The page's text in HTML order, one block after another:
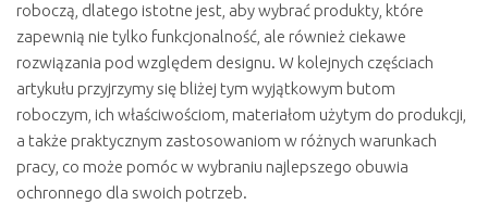
roboczą, dlatego istotne jest, aby wybrać produkty, które
zapewnią nie tylko funkcjonalność, ale również ciekawe
rozwiązania pod względem designu. W kolejnych częściach
artykułu przyjrzymy się bliżej tym wyjątkowym butom
roboczym, ich właściwościom, materiałom użytym do produkcji,
a także praktycznym zastosowaniom w różnych warunkach
pracy, co może pomóc w wybraniu najlepszego obuwia
ochronnego dla swoich potrzeb.